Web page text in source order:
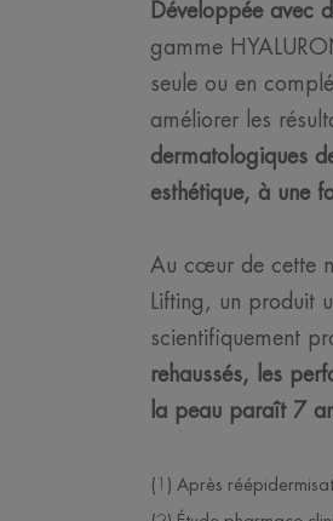
Développée avec
gamme
seule ou en
améliorer les
dermatologiques
esthétique, à une
Au cœur de cette
Lifting, un produit
scientifiquement
rehaussés, les
la peau paraît 7
(1) Après